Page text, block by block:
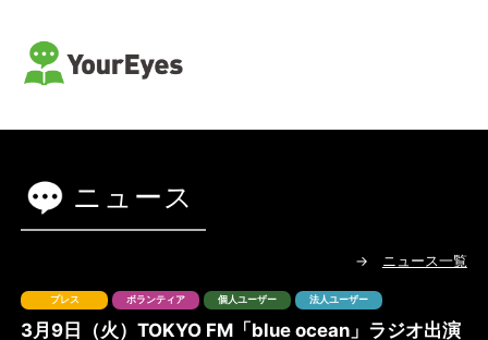
ニュース
→ ニュース一覧
プレス ボランティア 個人ユーザー 法人ユーザー
3月9日（火）TOKYO FM「blue ocean」ラジオ出演